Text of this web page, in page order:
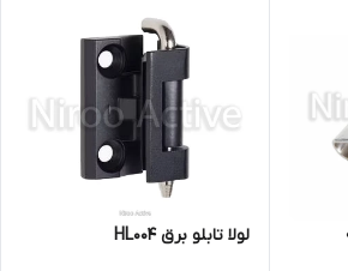
لولا تابلو برق HL004